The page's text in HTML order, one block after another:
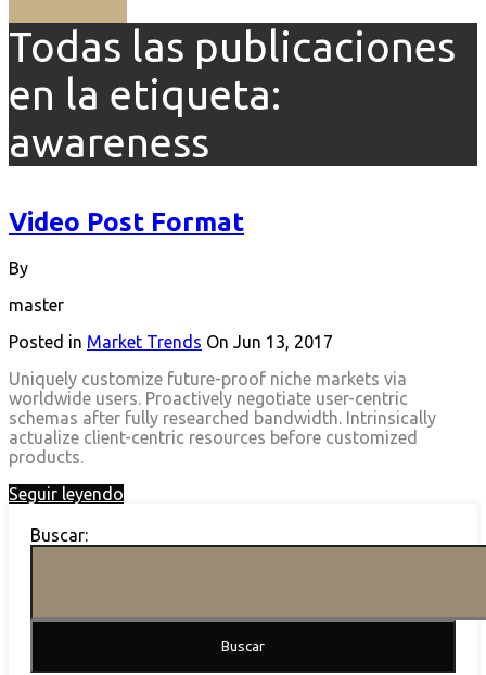
Todas las publicaciones
en la etiqueta:
awareness
Video Post Format
By
master
Posted in Market Trends On Jun 13, 2017
Uniquely customize future-proof niche markets via
worldwide users. Proactively negotiate user-centric
schemas after fully researched bandwidth. Intrinsically
actualize client-centric resources before customized
products.
Seguir leyendo
Buscar: